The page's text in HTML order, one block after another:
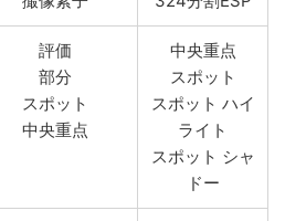
評価
部分
スポット
中央重点
中央重点
スポット
スポット ハイ
ライト
スポット シャ
ドー